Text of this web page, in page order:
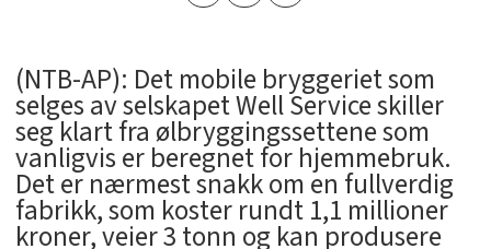
(NTB-AP): Det mobile bryggeriet som
selges av selskapet Well Service skiller
seg klart fra ølbryggingssettene som
vanligvis er beregnet for hjemmebruk.
Det er nærmest snakk om en fullverdig
fabrikk, som koster rundt 1,1 millioner
kroner, veier 3 tonn og kan produsere